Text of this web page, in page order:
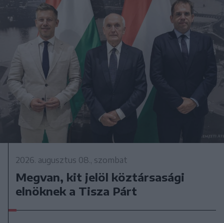
2026. augusztus 08., szombat
Megvan, kit jelöl köztársasági
elnöknek a Tisza Párt